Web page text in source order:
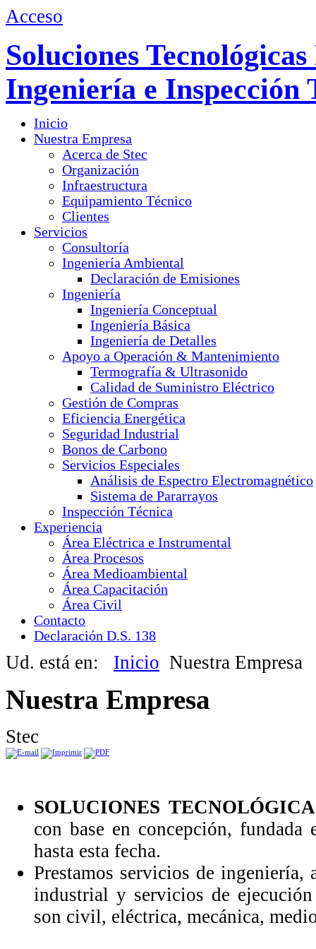
Acceso
Soluciones
Ingeniería e Inspección
Inicio
Nuestra Empresa
Acerca de Stec
Organización
Infraestructura
Equipamiento Técnico
Clientes
Servicios
Consultoría
Ingeniería Ambiental
Declaración de Emisiones
Ingeniería
Ingeniería Conceptual
Ingeniería Básica
Ingeniería de Detalles
Apoyo a Operación & Mantenimiento
Termografía & Ultrasonido
Calidad de Suministro Eléctrico
Gestión de Compras
Eficiencia Energética
Seguridad Industrial
Bonos de Carbono
Servicios Especiales
Análisis de Espectro Electromagnético
Sistema de Pararrayos
Inspección Técnica
Experiencia
Área Eléctrica e Instrumental
Área Procesos
Área Medioambiental
Área Capacitación
Área Civil
Contacto
Declaración D.S. 138
Ud. está en: Inicio Nuestra Empresa
Nuestra Empresa
Stec
SOLUCIONES
con base en concepción,
hasta esta fecha.
Prestamos servicios de ingeniería,
industrial y servicios de ejecución
son civil, eléctrica, mecánica,